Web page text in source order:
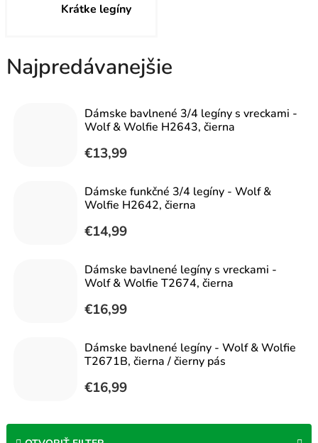
Krátke legíny
Najpredávanejšie
Dámske bavlnené 3/4 legíny s vreckami -
Wolf & Wolfie H2643, čierna
€13,99
Dámske funkčné 3/4 legíny - Wolf &
Wolfie H2642, čierna
€14,99
Dámske bavlnené legíny s vreckami -
Wolf & Wolfie T2674, čierna
€16,99
Dámske bavlnené legíny - Wolf & Wolfie
T2671B, čierna / čierny pás
€16,99